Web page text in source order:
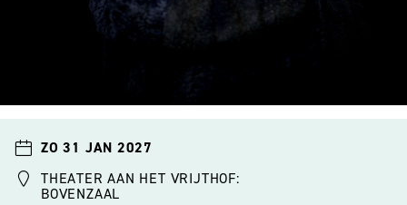
ZO 31 JAN 2027
THEATER AAN HET VRIJTHOF:
BOVENZAAL